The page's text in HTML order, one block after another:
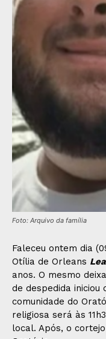
Foto: Arquivo da família
Faleceu ontem dia
Otília de Orleans
anos. O mesmo
de despedida iniciou
comunidade do
religiosa será às
local. Após, o